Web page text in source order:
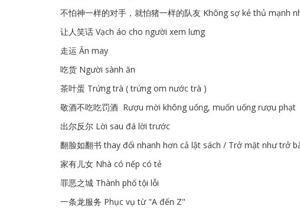
不怕神一样的对手，就怕猪一样的队友 Không sợ kẻ thủ mạnh
让人笑话 Vạch áo cho người xem lưng
走运 Ăn may
吃货 Người sành ăn
茶叶蛋 Trứng trà ( trứng om nước trà )
敬酒不吃吃罚酒 Rượu mời không uống, muốn uống rượu phạt
出尔反尔 Lời sau đá lời trước
翻脸如翻书 thay đổi nhanh hơn cả lật sách / Trở mặt như trở
家有儿女 Nhà có nếp có tẻ
罪恶之城 Thành phố tội lỗi
一条龙服务 Phục vụ từ "A đến Z"